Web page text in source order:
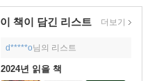
이 책이 담긴 리스트 더보기
d*****o님의 리스트
2024년 읽을 책